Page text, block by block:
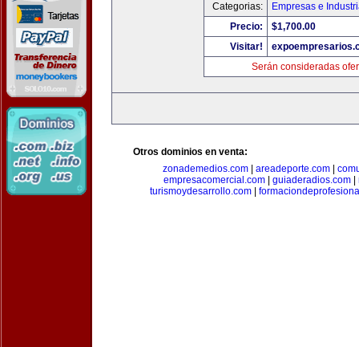
Categorias:
Empresas e
Precio:
$1,700.00
Visitar!
Serán consideradas
Otros dominios en venta:
zonademedios.com| areadeporte.com|
empresacomercial.com| guiaderadios.com|
turismoydesarrollo.com|